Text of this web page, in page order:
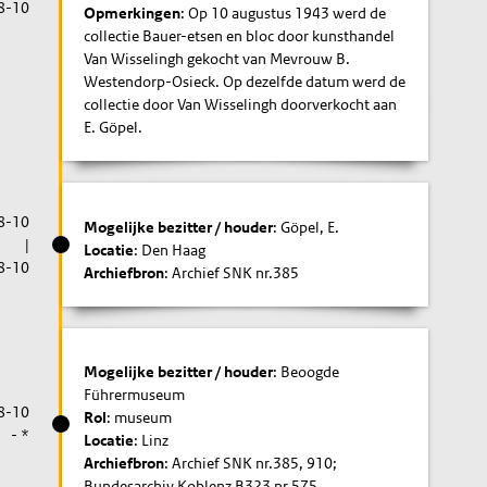
10 Opmerkingen: Op 10 augustus 1943 werd de
collectie Bauer-etsen en bloc door kunsthandel
Van Wisselingh gekocht van Mevrouw B.
Westendorp-Osieck. Op dezelfde datum werd de
collectie door Van Wisselingh doorverkocht aan
E. Göpel.
10
|
10
Mogelijke bezitter / houder: Göpel, E.
Locatie: Den Haag
Archiefbron: Archief SNK nr.385
10
- *
Mogelijke bezitter / houder: Beoogde
Führermuseum
Rol: museum
Locatie: Linz
Archiefbron: Archief SNK nr.385, 910;